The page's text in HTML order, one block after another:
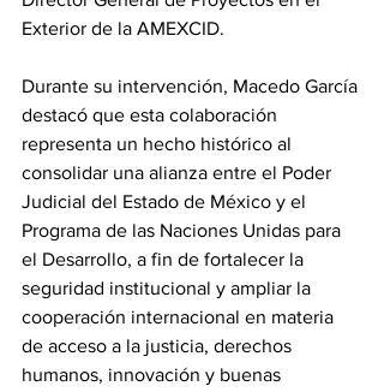
Exterior de la AMEXCID.
Durante su intervención, Macedo García
destacó que esta colaboración
representa un hecho histórico al
consolidar una alianza entre el Poder
Judicial del Estado de México y el
Programa de las Naciones Unidas para
el Desarrollo, a fin de fortalecer la
seguridad institucional y ampliar la
cooperación internacional en materia
de acceso a la justicia, derechos
humanos, innovación y buenas